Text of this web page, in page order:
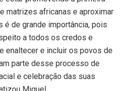
matrizes africanas e aproximar
de grande importância, pois
a todos os credos e
enaltecer e incluir os povos de
parte desse processo de
e celebração das suas